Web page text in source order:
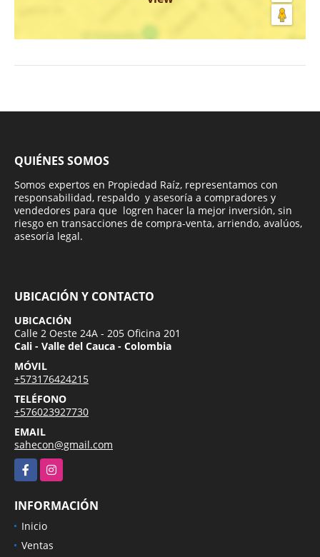
QUIÉNES SOMOS
Somos expertos en Propiedad Raíz, representamos con
responsabilidad, respaldo y asesoría a compradores y
vendedores para que logren hacer la mejor inversión, sin
riesgo en transacciones de compra-venta, arriendo, avalúos,
asesoría legal.
UBICACIÓN Y CONTACTO
UBICACIÓN
Calle 2 Oeste 24A - 205 Oficina 201
Cali - Valle del Cauca - Colombia
MÓVIL
+573176424215
TELÉFONO
+576023927730
EMAIL
sahecon@gmail.com
FacebookInstagram
INFORMACIÓN
Inicio
Ventas